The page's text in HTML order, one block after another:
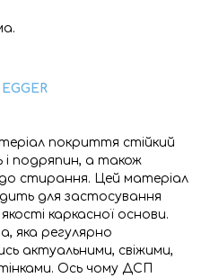
покриття стійкий
і подряпин, а також
стирання. Цей матеріал
для застосування
каркасної основи.
яка регулярно
актуальними, свіжими,
Ось чому ДСП